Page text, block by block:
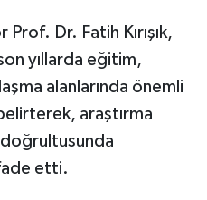
Dr. Fatih Kırışık,
yıllarda eğitim,
alanlarında önemli
araştırma
etti.